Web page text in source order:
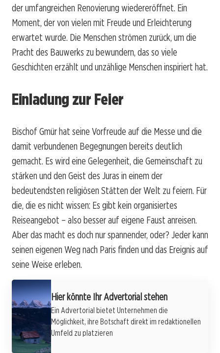
der umfangreichen Renovierung wiedereröffnet. Ein
Moment, der von vielen mit Freude und Erleichterung
erwartet wurde. Die Menschen strömen zurück, um die
Pracht des Bauwerks zu bewundern, das so viele
Geschichten erzählt und unzählige Menschen inspiriert hat.
Einladung zur Feier
Bischof Gmür hat seine Vorfreude auf die Messe und die
damit verbundenen Begegnungen bereits deutlich
gemacht. Es wird eine Gelegenheit, die Gemeinschaft zu
stärken und den Geist des Juras in einem der
bedeutendsten religiösen Stätten der Welt zu feiern. Für
die, die es nicht wissen: Es gibt kein organisiertes
Reiseangebot – also besser auf eigene Faust anreisen.
Aber das macht es doch nur spannender, oder? Jeder kann
seinen eigenen Weg nach Paris finden und das Ereignis auf
seine Weise erleben.
Hier könnte Ihr Advertorial stehen
Ein Advertorial bietet Unternehmen die
Möglichkeit, ihre Botschaft direkt im redaktionellen
Umfeld zu platzieren